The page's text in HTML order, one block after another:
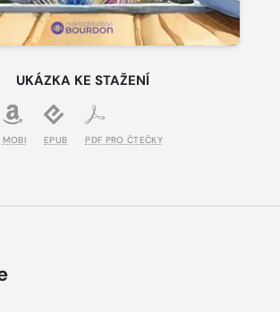
UKÁZKA KE STAŽENÍ
MOBI EPUB PDF PRO ČTEČKY